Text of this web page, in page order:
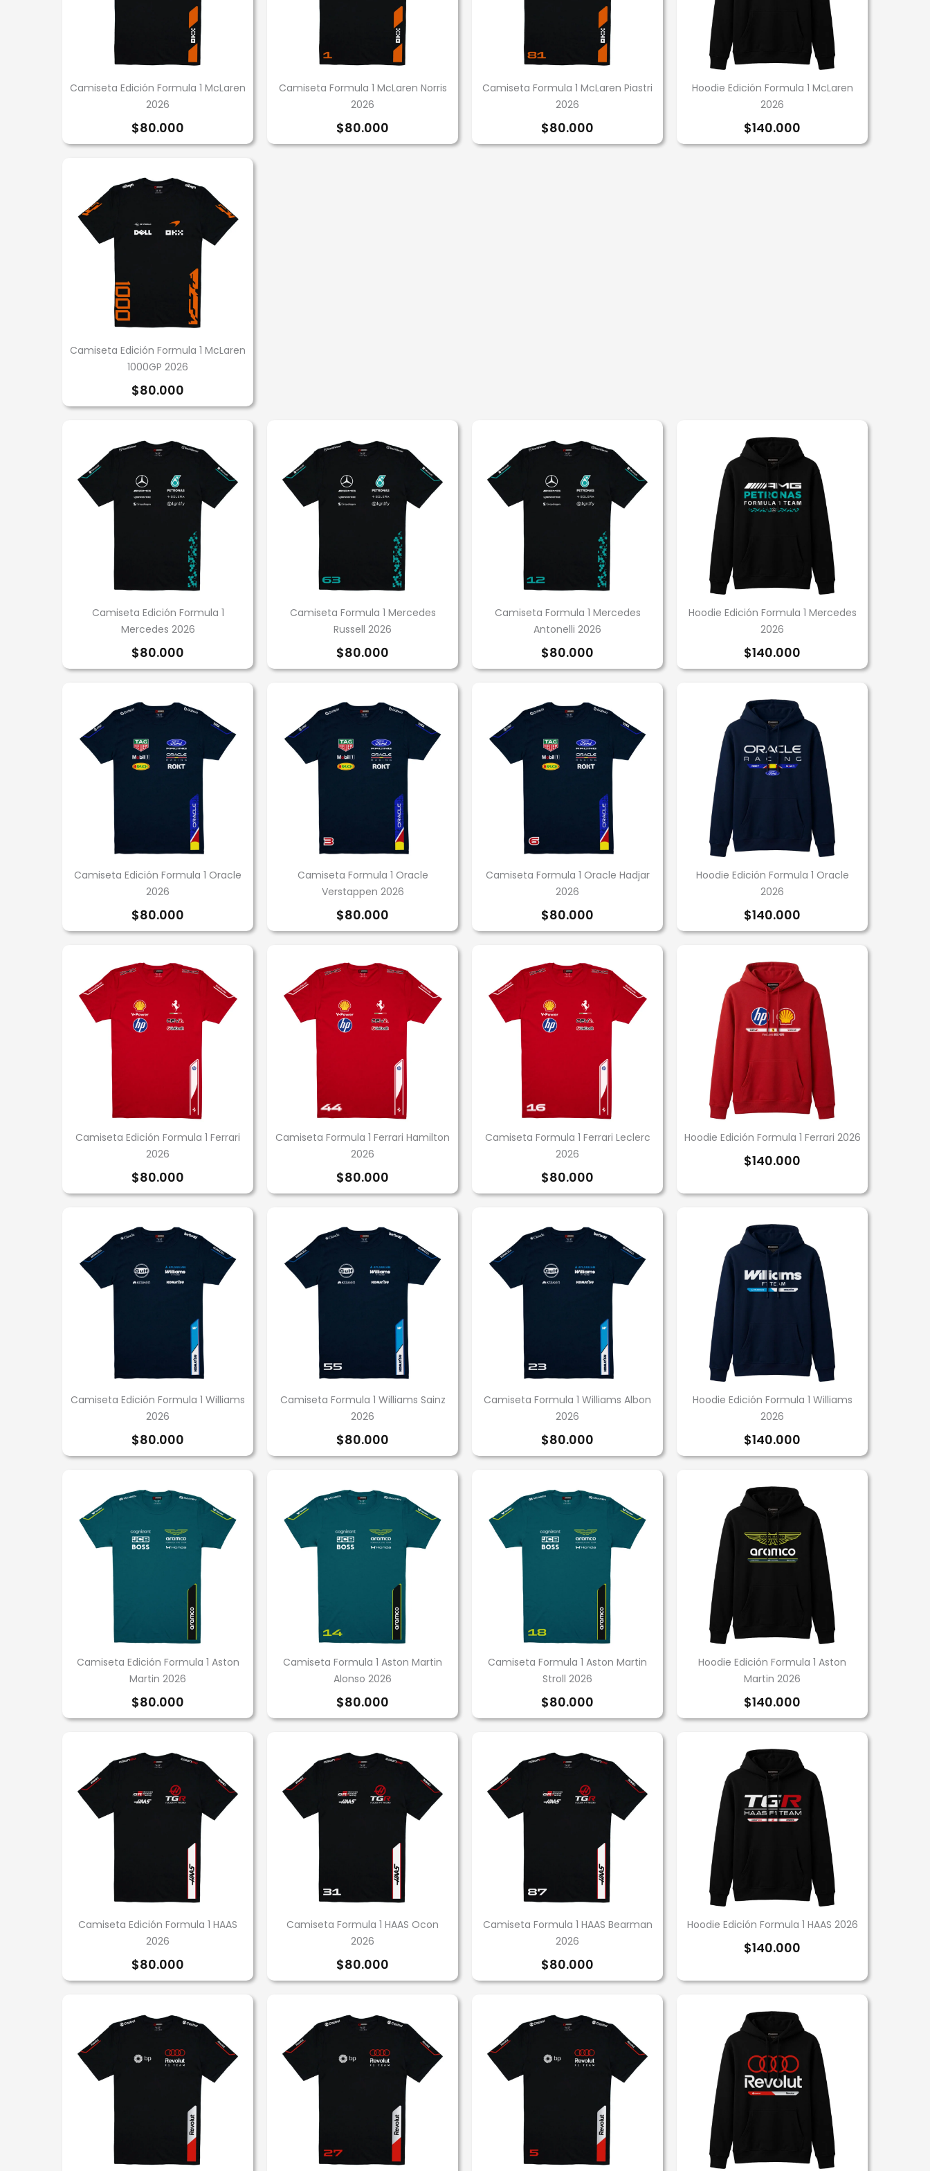
Camiseta Edición Formula 1 McLaren
2026
$80.000
Camiseta Formula 1 McLaren Norris
2026
$80.000
Camiseta Formula 1 McLaren Piastri
2026
$80.000
Hoodie Edición Formula 1 McLaren
2026
$140.000
Camiseta Edición Formula 1 McLaren
1000GP 2026
$80.000
Camiseta Edición Formula 1
Mercedes 2026
$80.000
Camiseta Formula 1 Mercedes
Russell 2026
$80.000
Camiseta Formula 1 Mercedes
Antonelli 2026
$80.000
Hoodie Edición Formula 1 Mercedes
2026
$140.000
Camiseta Edición Formula 1 Oracle
2026
$80.000
Camiseta Formula 1 Oracle
Verstappen 2026
$80.000
Camiseta Formula 1 Oracle Hadjar
2026
$80.000
Hoodie Edición Formula 1 Oracle
2026
$140.000
Camiseta Edición Formula 1 Ferrari
2026
$80.000
Camiseta Formula 1 Ferrari Hamilton
2026
$80.000
Camiseta Formula 1 Ferrari Leclerc
2026
$80.000
Hoodie Edición Formula 1 Ferrari 2026
$140.000
Camiseta Edición Formula 1 Williams
2026
$80.000
Camiseta Formula 1 Williams Sainz
2026
$80.000
Camiseta Formula 1 Williams Albon
2026
$80.000
Hoodie Edición Formula 1 Williams
2026
$140.000
Camiseta Edición Formula 1 Aston
Martin 2026
$80.000
Camiseta Formula 1 Aston Martin
Alonso 2026
$80.000
Camiseta Formula 1 Aston Martin
Stroll 2026
$80.000
Hoodie Edición Formula 1 Aston
Martin 2026
$140.000
Camiseta Edición Formula 1 HAAS
2026
$80.000
Camiseta Formula 1 HAAS Ocon
2026
$80.000
Camiseta Formula 1 HAAS Bearman
2026
$80.000
Hoodie Edición Formula 1 HAAS 2026
$140.000